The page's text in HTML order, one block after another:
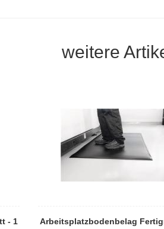
weitere
- 1
Arbeitsplatzbodenbelag